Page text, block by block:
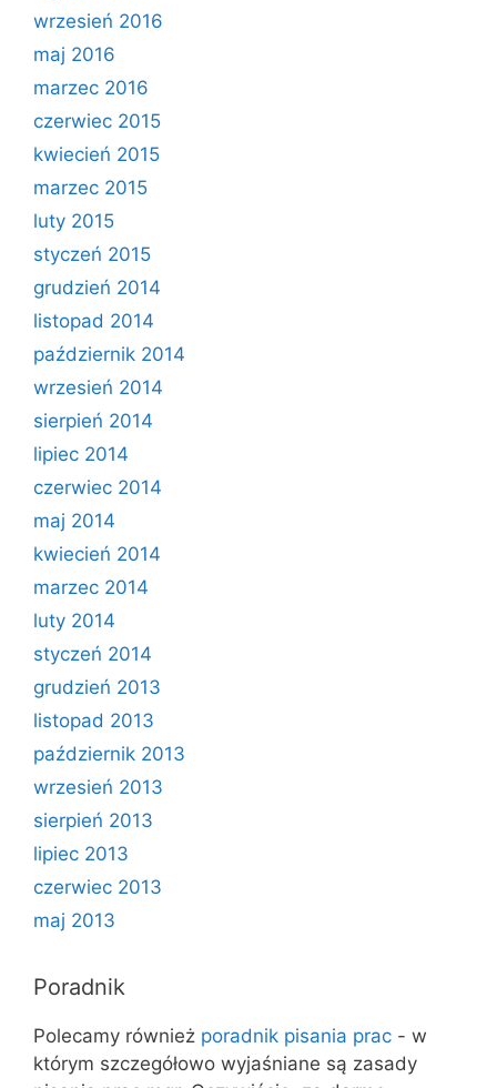
wrzesień 2016
maj 2016
marzec 2016
czerwiec 2015
kwiecień 2015
marzec 2015
luty 2015
styczeń 2015
grudzień 2014
listopad 2014
październik 2014
wrzesień 2014
sierpień 2014
lipiec 2014
czerwiec 2014
maj 2014
kwiecień 2014
marzec 2014
luty 2014
styczeń 2014
grudzień 2013
listopad 2013
październik 2013
wrzesień 2013
sierpień 2013
lipiec 2013
czerwiec 2013
maj 2013
Poradnik
Polecamy również poradnik pisania prac - w
którym szczegółowo wyjaśniane są zasady